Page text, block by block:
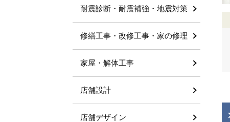
耐震診断・耐震補強・地震対策
修繕工事・改修工事・家の修理
家屋・解体工事
店舗設計
店舗デザイン